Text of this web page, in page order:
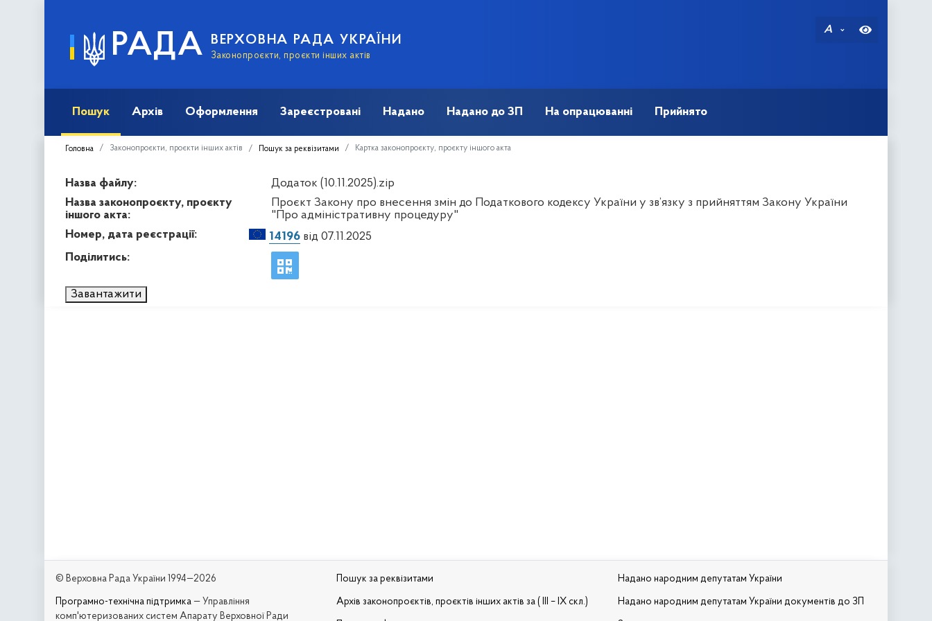
РАДА ВЕРХОВНА РАДА УКРАЇНИ
Законопроєкти, проєкти інших актів
A
Пошук Архів Оформлення Зареєстровані Надано Надано до ЗП На опрацюванні Прийнято
Головна Законопроєкти, проєкти інших актів Пошук за реквізитами Картка законопроєкту, проєкту іншого акта
Назва файлу:
Додаток (10.11.2025).zip
Назва законопроєкту, проєкту
іншого акта:
Проєкт Закону про внесення змін до Податкового кодексу України у зв’язку з прийняттям Закону України
"Про адміністративну процедуру"
Номер, дата реєстрації:
14196 від 07.11.2025
Поділитись:
Завантажити
© Верховна Рада України 1994—2026
Програмно-технічна підтримка — Управління
комп'ютеризованих систем Апарату Верховної Ради
Пошук за реквізитами
Архів законопроєктів, проєктів інших актів за ( III – IX скл.)
Надано народним депутатам України
Надано народним депутатам України документів до ЗП